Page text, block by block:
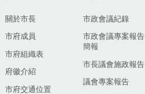
關於市長
市府成員
市府組織表
府徽介紹
市府交通位置
市政會議紀錄
市政會議專案報告
簡報
市長議會施政報告
議會專案報告